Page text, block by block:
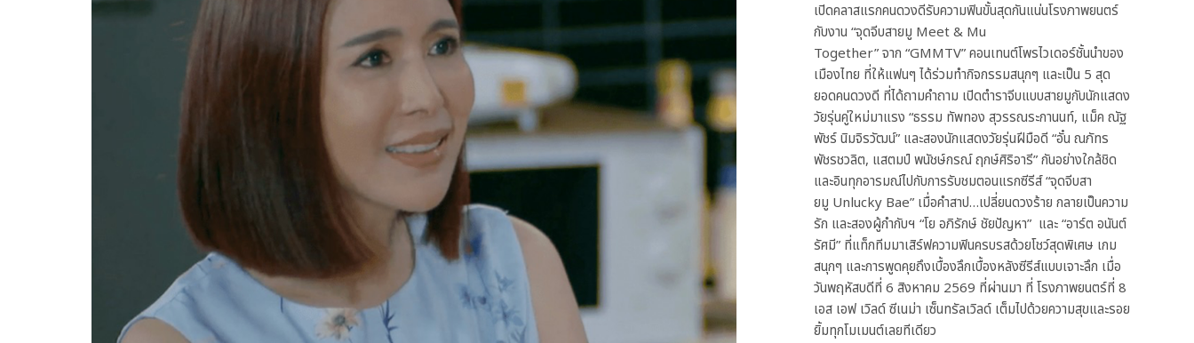
เปิดคลาสแรกคนดวงดีรับความฟินขั้นสุดกันแน่นโรงภาพยนตร์
กับงาน “จุดจีบสายมู Meet & Mu
Together” จาก “GMMTV” คอนเทนต์โพรไวเดอร์ชั้นนำของ
เมืองไทย ที่ให้แฟนๆ ได้ร่วมทำกิจกรรมสนุกๆ และเป็น 5 สุด
ยอดคนดวงดี ที่ได้ถามคำถาม เปิดตำราจีบแบบสายมูกับนักแสดง
วัยรุ่นคู่ใหม่มาแรง “ธรรม ทัพทอง สุวรรณระกานนท์, แม็ค ณัฐ
พัชร์ นิมจิรวัฒน์” และสองนักแสดงวัยรุ่นฝีมือดี “อั๋น ณภัทร
พัชรชวลิต, แสตมป์ พนัชษ์กรณ์ ฤกษ์ศิริอารี” กันอย่างใกล้ชิด
และอินทุกอารมณ์ไปกับการรับชมตอนแรกซีรีส์ “จุดจีบสา
ยมู Unlucky Bae” เมื่อคำสาป…เปลี่ยนดวงร้าย กลายเป็นความ
รัก และสองผู้กำกับฯ “โย อภิรักษ์ ชัยปัญหา” และ “อาร์ต อนันต์
รัศมี” ที่แท็กทีมมาเสิร์ฟความฟินครบรสด้วยโชว์สุดพิเศษ เกม
สนุกๆ และการพูดคุยถึงเบื้องลึกเบื้องหลังซีรีส์แบบเจาะลึก เมื่อ
วันพฤหัสบดีที่ 6 สิงหาคม 2569 ที่ผ่านมา ที่ โรงภาพยนตร์ที่ 8
เอส เอฟ เวิลด์ ซีเนม่า เซ็นทรัลเวิลด์ เต็มไปด้วยความสุขและรอย
ยิ้มทุกโมเมนต์เลยทีเดียว